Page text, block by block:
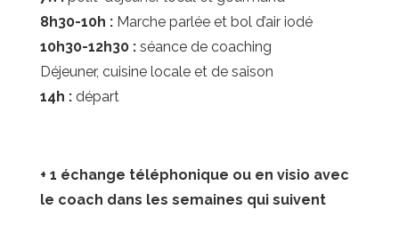
8h30-10h :Marche parlée et bol d’air iodé
10h30-12h30 :séance de coaching
Déjeuner, cuisine locale et de saison
14h :départ
+ 1 échange téléphonique ou en visio avec
le coach dans les semaines qui suivent